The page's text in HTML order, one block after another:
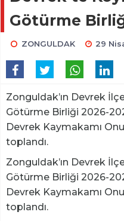
Götürme
ZONGULDAK 29
Zonguldak’ın Devrek
Götürme Birliği 2026-
Devrek Kaymakamı
toplandı.
Zonguldak’ın Devrek
Götürme Birliği 2026-
Devrek Kaymakamı
toplandı.